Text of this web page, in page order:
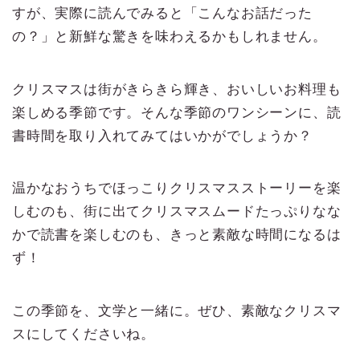
すが、実際に読んでみると「こんなお話だった
の？」と新鮮な驚きを味わえるかもしれません。
クリスマスは街がきらきら輝き、おいしいお料理も
楽しめる季節です。そんな季節のワンシーンに、読
書時間を取り入れてみてはいかがでしょうか？
温かなおうちでほっこりクリスマスストーリーを楽
しむのも、街に出てクリスマスムードたっぷりなな
かで読書を楽しむのも、きっと素敵な時間になるは
ず！
この季節を、文学と一緒に。ぜひ、素敵なクリスマ
スにしてくださいね。